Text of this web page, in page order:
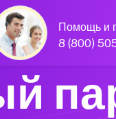
Помощь и
8 (800)